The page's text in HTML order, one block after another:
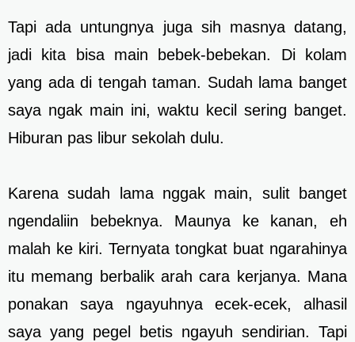
Tapi ada untungnya juga sih masnya datang,
jadi kita bisa main bebek-bebekan. Di kolam
yang ada di tengah taman. Sudah lama banget
saya ngak main ini, waktu kecil sering banget.
Hiburan pas libur sekolah dulu.
Karena sudah lama nggak main, sulit banget
ngendaliin bebeknya. Maunya ke kanan, eh
malah ke kiri. Ternyata tongkat buat ngarahinya
itu memang berbalik arah cara kerjanya. Mana
ponakan saya ngayuhnya ecek-ecek, alhasil
saya yang pegel betis ngayuh sendirian. Tapi